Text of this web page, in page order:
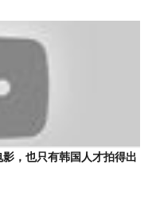
影，也只有韩国人才拍得出